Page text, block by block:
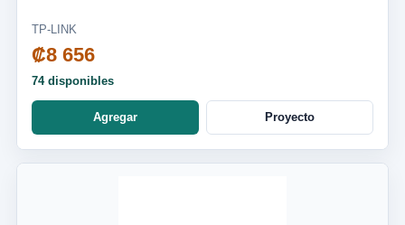
TP-LINK
₡8 656
74 disponibles
Agregar Proyecto